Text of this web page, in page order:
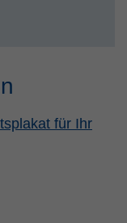
für Ihr